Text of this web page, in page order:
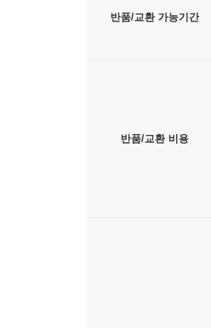
다. 경제관리를 둘러싼
05 관료정치 모델을 통
｜제1절｜ 김정은의
01 김정은의 집권과
02 개혁상무조 구성과
가. 1228호 상무 구성
나. 김정은의 내각책임
03 8대 '경제관리방법
가. 기업관리·가격·재
나. 화폐유통·상업유
04 농업개혁 및 기업
반품/교환 가능기간
반품/교환 비용